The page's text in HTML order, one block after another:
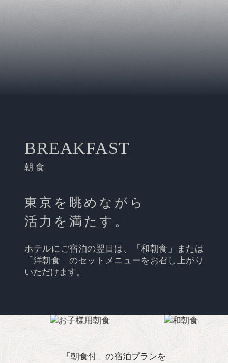
BREAKFAST
朝食
東京を眺めながら
活力を満たす。
ホテルにご宿泊の翌日は、「和朝食」または
「洋朝食」のセットメニューをお召し上がり
いただけます。
「朝食付」の宿泊プランを